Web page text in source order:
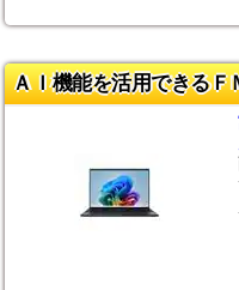
ＡＩ機能を活用できるＦ